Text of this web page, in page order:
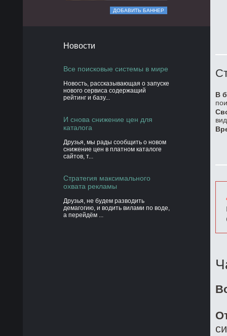
ДОБАВИТЬ БАННЕР
Новости
Все поисковые системы в мире
Новость, рассказывающая о запуске
нового сервиса содержащий
рейтинг и базу...
И снова снижение цен для
каталога
Друзья, мы рады сообщить о новом
снижение цен в платном каталоге
сайтов, т...
Стратегия максимального
охвата рекламы
Друзья, не будем разводить
демагогию, и водить вилами по воде,
а перейдём ...
В